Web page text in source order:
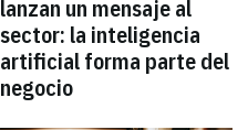
lanzan un mensaje al
sector: la inteligencia
artificial forma parte del
negocio